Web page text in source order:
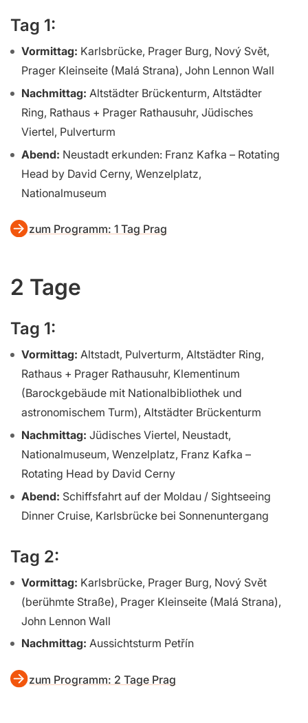
Tag 1:
Vormittag: Karlsbrücke, Prager Burg, Nový Svět,
Prager Kleinseite (Malá Strana), John Lennon Wall
Nachmittag: Altstädter Brückenturm, Altstädter
Ring, Rathaus + Prager Rathausuhr, Jüdisches
Viertel, Pulverturm
Abend: Neustadt erkunden: Franz Kafka – Rotating
Head by David Cerny, Wenzelplatz,
Nationalmuseum
zum Programm: 1 Tag Prag
2 Tage
Tag 1:
Vormittag: Altstadt, Pulverturm, Altstädter Ring,
Rathaus + Prager Rathausuhr, Klementinum
(Barockgebäude mit Nationalbibliothek und
astronomischem Turm), Altstädter Brückenturm
Nachmittag: Jüdisches Viertel, Neustadt,
Nationalmuseum, Wenzelplatz, Franz Kafka –
Rotating Head by David Cerny
Abend: Schiffsfahrt auf der Moldau / Sightseeing
Dinner Cruise, Karlsbrücke bei Sonnenuntergang
Tag 2:
Vormittag: Karlsbrücke, Prager Burg, Nový Svět
(berühmte Straße), Prager Kleinseite (Malá Strana),
John Lennon Wall
Nachmittag: Aussichtsturm Petřín
zum Programm: 2 Tage Prag